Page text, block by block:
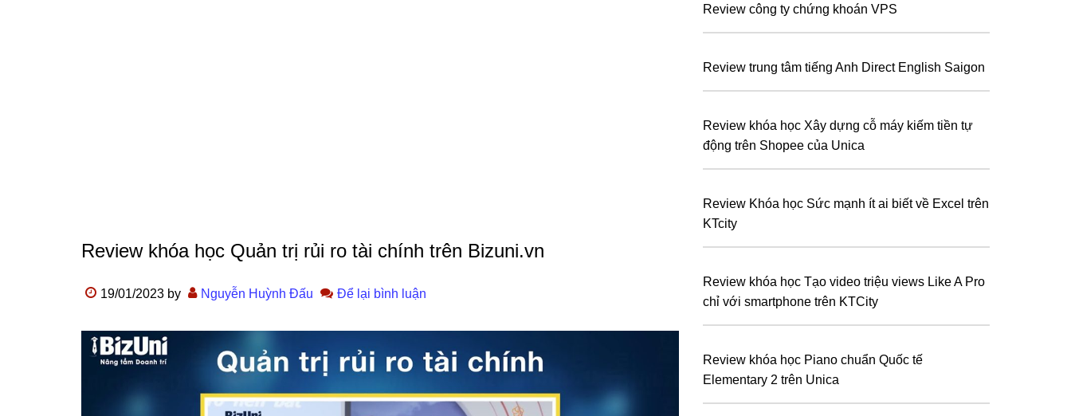
Review khóa học Quản trị rủi ro tài chính trên Bizuni.vn
19/01/2023 by Nguyễn Huỳnh Đấu Để lại bình luận
Review công ty chứng khoán VPS
Review trung tâm tiếng Anh Direct English Saigon
Review khóa học Xây dựng cỗ máy kiếm tiền tự
động trên Shopee của Unica
Review Khóa học Sức mạnh ít ai biết về Excel trên
KTcity
Review khóa học Tạo video triệu views Like A Pro
chỉ với smartphone trên KTCity
Review khóa học Piano chuẩn Quốc tế
Elementary 2 trên Unica